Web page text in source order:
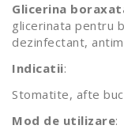
Glicerina
glicerinata pentru
dezinfectant,
Indicatii:
Stomatite, afte
Mod de utilizare: